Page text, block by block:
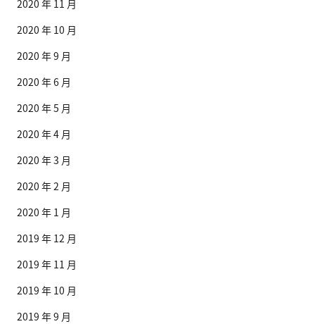
2020 年 11 月
2020 年 10 月
2020 年 9 月
2020 年 6 月
2020 年 5 月
2020 年 4 月
2020 年 3 月
2020 年 2 月
2020 年 1 月
2019 年 12 月
2019 年 11 月
2019 年 10 月
2019 年 9 月